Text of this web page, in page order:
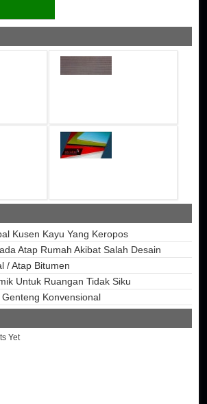
Kusen Kayu Yang Keropos
Atap Rumah Akibat Salah Desain
/ Atap Bitumen
Untuk Ruangan Tidak Siku
Konvensional
Yet